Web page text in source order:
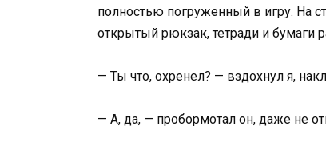
полностью погруженный в игру. На
открытый рюкзак, тетради и бумаги
— Ты что, охренел? — вздохнул я,
— А, да, — пробормотал он, даже не